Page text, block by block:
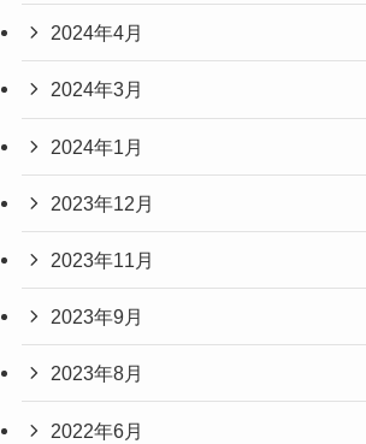
2024年4月
2024年3月
2024年1月
2023年12月
2023年11月
2023年9月
2023年8月
2022年6月